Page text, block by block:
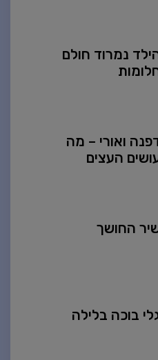
נמרוד חולם
ואורי – מה
העצים
החושך
בוכה בלילה